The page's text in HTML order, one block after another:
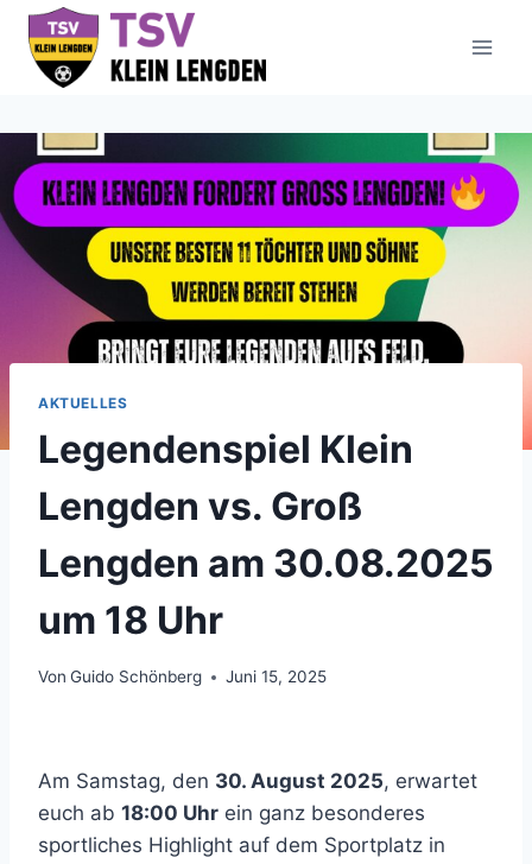
Zum
Inhalt
springen
AKTUELLES
Legendenspiel Klein
Lengden vs. Groß
Lengden am 30.08.2025
um 18 Uhr
Von Guido Schönberg Juni 15, 2025
Am Samstag, den 30. August 2025, erwartet
euch ab 18:00 Uhr ein ganz besonderes
sportliches Highlight auf dem Sportplatz in